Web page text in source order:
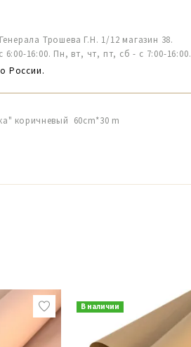
Трошева Г.Н. 1/12 магазин 38.
6:00-16:00. Пн, вт, чт, пт, сб - с 7:00-16:00.
России.
коричневый 60cm*30 m
В наличии